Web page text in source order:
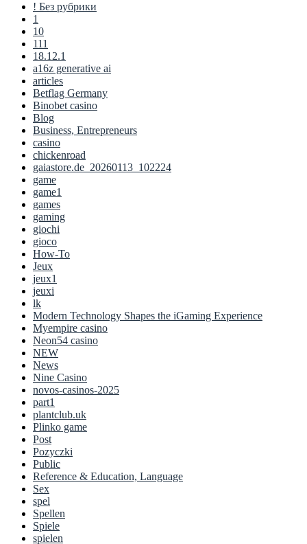
! Без рубрики
1
10
111
18.12.1
a16z generative ai
articles
Betflag Germany
Binobet casino
Blog
Business, Entrepreneurs
casino
chickenroad
gaiastore.de_20260113_102224
game
game1
games
gaming
giochi
gioco
How-To
Jeux
jeux1
jeuxi
lk
Modern Technology Shapes the iGaming Experience
Myempire casino
Neon54 casino
NEW
News
Nine Casino
novos-casinos-2025
part1
plantclub.uk
Plinko game
Post
Pozyczki
Public
Reference & Education, Language
Sex
spel
Spellen
Spiele
spielen